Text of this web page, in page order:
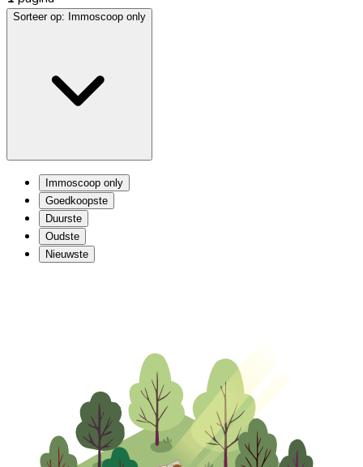
Sorteer op: Immoscoop only
Immoscoop only
Goedkoopste
Duurste
Oudste
Nieuwste